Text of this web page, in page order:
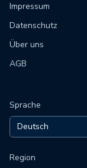
Impressum
Datenschutz
Über uns
AGB
Sprache
Deutsch
Region